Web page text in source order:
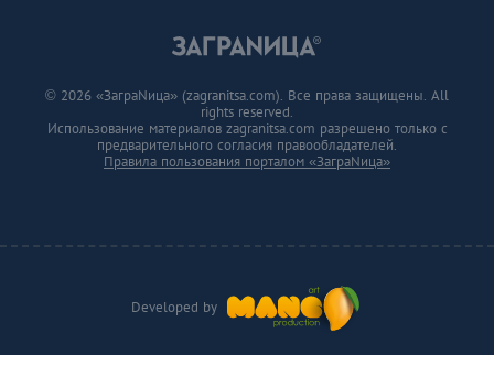
Developed by
© 2026 «ЗаграNица» (zagranitsa.com). Все права защищены. All
rights reserved.
Использование материалов zagranitsa.com разрешено только с
предварительного согласия правообладателей.
Правила пользования порталом «ЗаграNица»